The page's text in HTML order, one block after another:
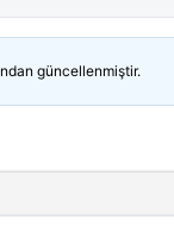
güncellenmiştir.